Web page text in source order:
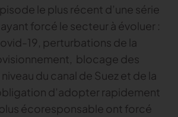
le plus récent d’une série
forcé le secteur à évoluer :
19, perturbations de la
blocage des
du canal de Suez et de la
d’adopter rapidement
écoresponsable ont forcé